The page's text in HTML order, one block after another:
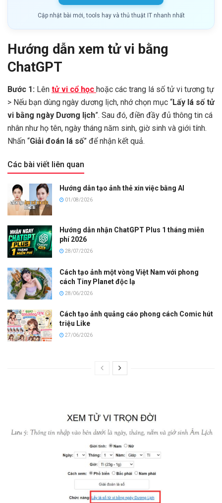
Cập nhật bài mới, tools hay và thủ thuật IT nhanh nhất
Hướng dẫn xem tử vi bằng
ChatGPT
Bước 1: Lên tử vi cổ học hoặc các trang lá số tử vi tương tự
> Nếu bạn dùng ngày dương lịch, nhớ chọn mục “Lấy lá số tử
vi bằng ngày Dương lịch”. Sau đó, điền đầy đủ thông tin cá
nhân như họ tên, ngày tháng năm sinh, giờ sinh và giới tính.
Nhấn “Giải đoán lá số” để nhận kết quả.
Các bài viết liên quan
Hướng dẫn tạo ảnh thẻ xin việc bằng AI
01/08/2026
Hướng dẫn nhận ChatGPT Plus 1 tháng miễn
phí 2026
28/07/2026
Cách tạo ảnh một vòng Việt Nam với phong
cách Tiny Planet độc lạ
28/06/2026
Cách tạo ảnh quảng cáo phong cách Comic hút
triệu Like
27/06/2026